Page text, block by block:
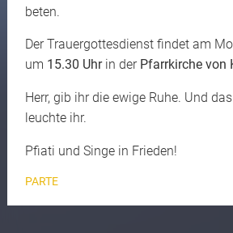
beten.
Der Trauergottesdienst findet am
um 15.30 Uhrin der Pfarrkirche von
Herr, gib ihr die ewige Ruhe. Und
leuchte ihr.
Pfiati und Singe in Frieden!
PARTE